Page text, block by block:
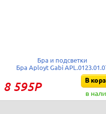
Бра и подсветки
Бра Aployt Gabi
8 595Р
В
в